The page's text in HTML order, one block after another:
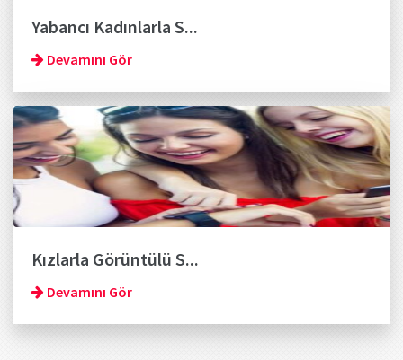
Yabancı Kadınlarla S...
Devamını Gör
Kızlarla Görüntülü S...
Devamını Gör